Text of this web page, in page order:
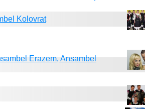
Kolovrat
Erazem, Ansambel